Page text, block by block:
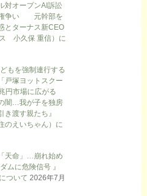
対オープンAI訴訟
権争い 元幹部を
とターナス新CEO
小久保 重信）に
もを強制連行する
戸塚ヨットスクー
円市場に広がる
闇…我が子を独房
渡す親たち』
のえいちゃん）に
天命」…崩れ始め
ムに危険信号 』
ついて 2026年7月